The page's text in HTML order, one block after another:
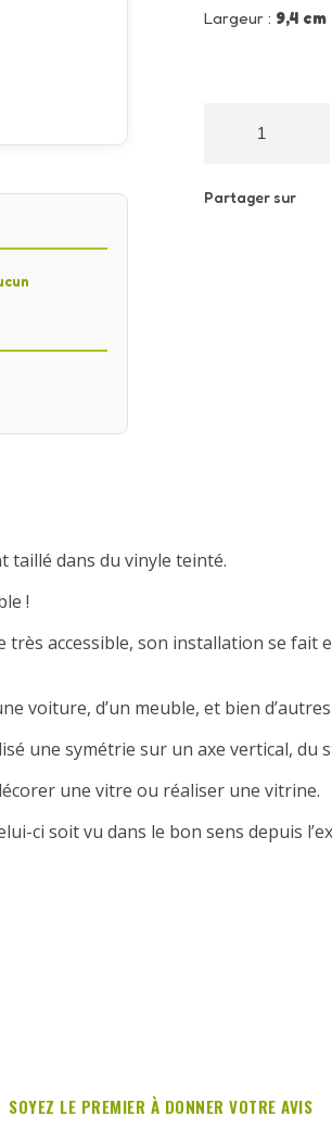
Largeur : 9,4 cm
Partager sur
taillé dans du vinyle teinté.
!
accessible, son installation se fait
voiture, d’un meuble, et bien
une symétrie sur un axe vertical, du
une vitre ou réaliser une vitrine.
ci soit vu dans le bon sens depuis
SOYEZ LE PREMIER À DONNER VOTRE AVIS